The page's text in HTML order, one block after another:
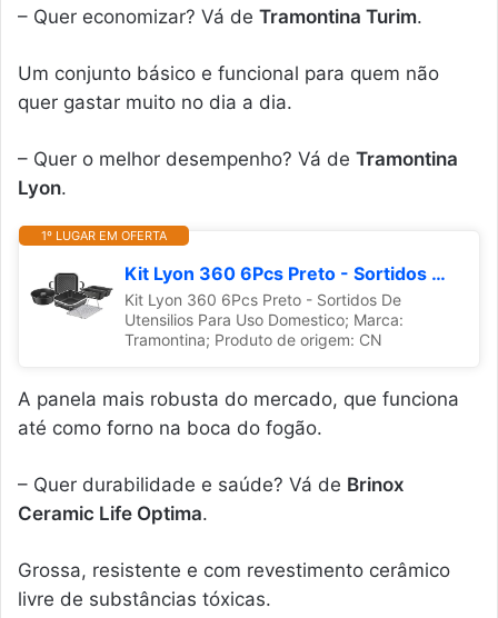
– Quer economizar? Vá de Tramontina Turim.
Um conjunto básico e funcional para quem não
quer gastar muito no dia a dia.
– Quer o melhor desempenho? Vá de Tramontina
Lyon.
1º LUGAR EM OFERTA
Kit Lyon 360 6Pcs Preto - Sortidos De Utensilios Para Uso Domestico
Kit Lyon 360 6Pcs Preto - Sortidos De
Utensilios Para Uso Domestico; Marca:
Tramontina; Produto de origem: CN
A panela mais robusta do mercado, que funciona
até como forno na boca do fogão.
– Quer durabilidade e saúde? Vá de Brinox
Ceramic Life Optima.
Grossa, resistente e com revestimento cerâmico
livre de substâncias tóxicas.